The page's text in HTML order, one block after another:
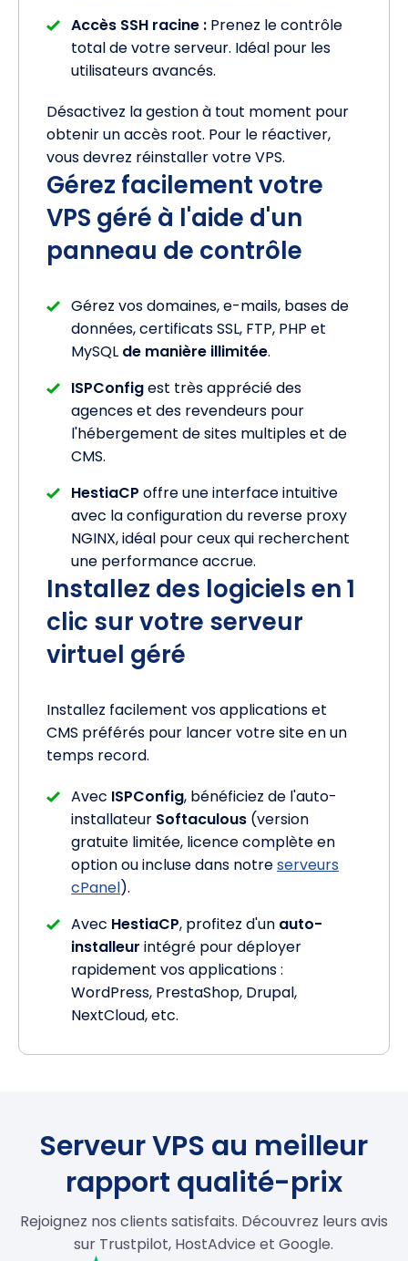
Accès SSH racine : Prenez le contrôle
total de votre serveur. Idéal pour les
utilisateurs avancés.
Désactivez la gestion à tout moment pour
obtenir un accès root. Pour le réactiver,
vous devrez réinstaller votre VPS.
Gérez facilement votre
VPS géré à l'aide d'un
panneau de contrôle
Gérez vos domaines, e-mails, bases de
données, certificats SSL, FTP, PHP et
MySQL de manière illimitée.
ISPConfigest très apprécié des
agences et des revendeurs pour
l'hébergement de sites multiples et de
CMS.
HestiaCP offre une interface intuitive
avec la configuration du reverse proxy
NGINX, idéal pour ceux qui recherchent
une performance accrue.
Installez des logiciels en 1
clic sur votre serveur
virtuel géré
Installez facilement vos applications et
CMS préférés pour lancer votre site en un
temps record.
Avec ISPConfig, bénéficiez de l'auto-
installateur Softaculous (version
gratuite limitée, licence complète en
option ou incluse dans notreserveurs
cPanel).
Avec HestiaCP, profitez d'un auto-
installeur intégré pour déployer
rapidement vos applications :
WordPress, PrestaShop, Drupal,
NextCloud, etc.
Serveur VPS au meilleur
rapport qualité-prix
Rejoignez nos clients satisfaits. Découvrez leurs avis
sur Trustpilot, HostAdvice et Google.